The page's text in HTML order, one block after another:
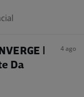
|
Da
4 ago